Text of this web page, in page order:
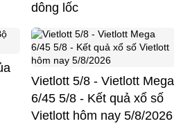
dông lốc
Vietlott 5/8 - Vietlott Mega
6/45 5/8 - Kết quả xổ số
Vietlott hôm nay 5/8/2026